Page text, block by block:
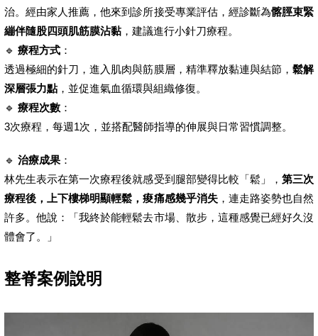
治。經由家人推薦，他來到診所接受專業評估，經診斷為髂脛束緊
繃伴隨股四頭肌筋膜沾黏 ，建議進行小針刀療程。
🔹 療程方式 ：
透過極細的針刀，進入肌肉與筋膜層，精準釋放黏連與結節， 鬆解
深層張力點 ，並促進氣血循環與組織修復。
🔹 療程次數 ：
3次療程，每週1次，並搭配醫師指導的伸展與日常習慣調整。
🔹 治療成果 ：
林先生表示在第一次療程後就感受到腿部變得比較「鬆」， 第三次
療程後，上下樓梯明顯輕鬆，痠痛感幾乎消失，連走路姿勢也自然
許多。他說：「我終於能輕鬆去市場、散步，這種感覺已經好久沒
體會了。」
整脊案例說明